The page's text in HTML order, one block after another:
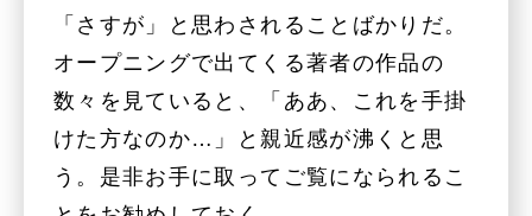
「さすが」と思わされることばかりだ。
オープニングで出てくる著者の作品の
数々を見ていると、「ああ、これを手掛
けた方なのか…」と親近感が沸くと思
う。是非お手に取ってご覧になられるこ